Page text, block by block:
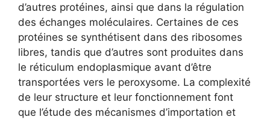
d’autres protéines, ainsi que dans la régulation
des échanges moléculaires. Certaines de ces
protéines se synthétisent dans des ribosomes
libres, tandis que d’autres sont produites dans
le réticulum endoplasmique avant d’être
transportées vers le peroxysome. La complexité
de leur structure et leur fonctionnement font
que l’étude des mécanismes d’importation et